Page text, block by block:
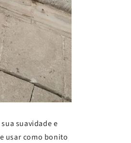
suavidade e
usar como bonito